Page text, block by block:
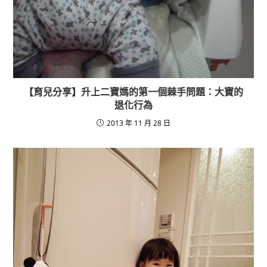
【育兒分享】升上二寶媽的第一個棘手問題：大寶的
退化行為
2013 年 11 月 28 日